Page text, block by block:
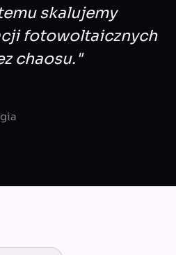
skalujemy
fotowoltaicznych
chaosu."